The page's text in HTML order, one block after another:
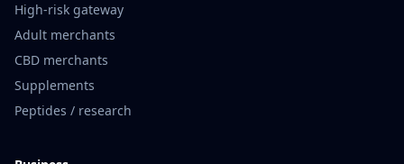
High-risk gateway
Adult merchants
CBD merchants
Supplements
Peptides / research